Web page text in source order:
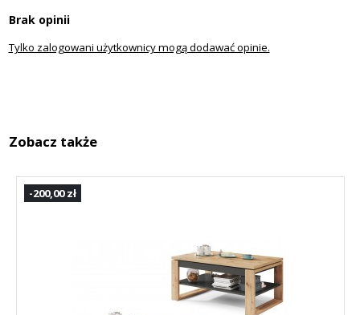
Brak opinii
Tylko zalogowani użytkownicy mogą dodawać opinie.
Zobacz także
-200,00 zł